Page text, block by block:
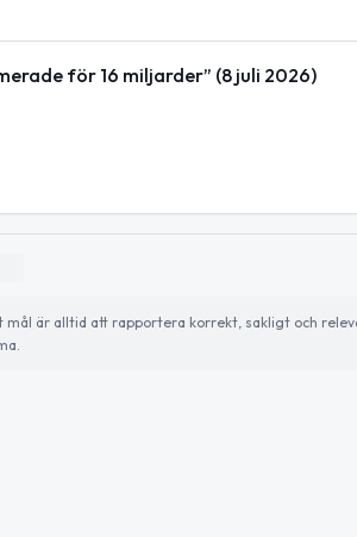
för 16 miljarder” (8 juli 2026)
är alltid att rapportera korrekt, sakligt och